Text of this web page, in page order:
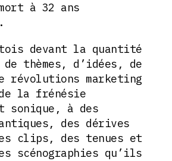
à 32 ans
devant la quantité
de thèmes, d’idées, de
révolutions marketing
la frénésie
sonique, à des
des dérives
clips, des tenues et
scénographies qu’ils